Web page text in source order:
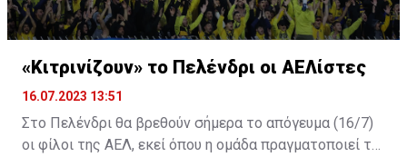
«Κιτρινίζουν» το Πελένδρι οι ΑΕΛίστες
16.07.2023 13:51
Στο Πελένδρι θα βρεθούν σήμερα το απόγευμα (16/7)
οι φίλοι της ΑΕΛ, εκεί όπου η ομάδα πραγματοποιεί το